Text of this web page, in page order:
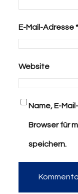
E-Mail-Adresse*
Website
Name, E-
Browser für
speichern.